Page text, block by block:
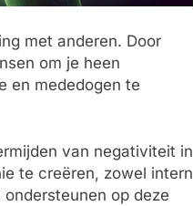
met anderen. Door
om je heen
en mededogen te
van negativiteit in
te creëren, zowel intern
op deze